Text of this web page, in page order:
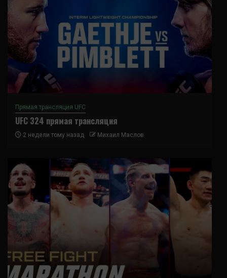
Прямая трансляция UFC
UFC 324 прямая трансляция
2 недели тому назад Михаил Маслов